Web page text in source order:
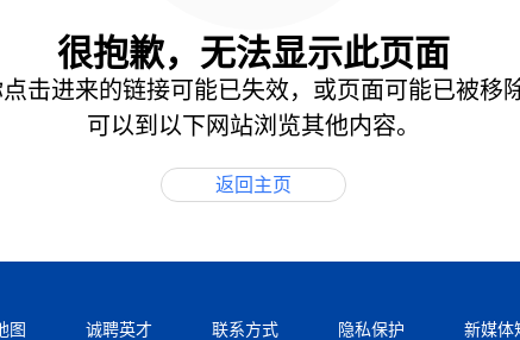
很抱歉，无法显示此页面
击进来的链接可能已失效，或页面可能已被移
可以到以下网站浏览其他内容。
返回主页
图 诚聘英才 联系方式 隐私保护 新媒体